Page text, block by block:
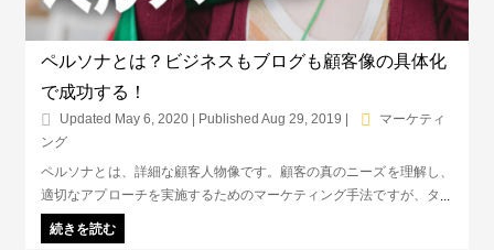
ペルソナとは？ビジネスもブログも顧客像の具体化
で成功する！
Updated May 6, 2020 | Published Aug 29, 2019 |
マーケティ
ング
ペルソナとは、詳細な顧客人物像です。顧客の真のニーズを理解し、
適切なアプローチを実施するためのマーケティング手法ですが、ター
ゲットが漠然とした概念なのに対して、ペルソナはもっと詳細な人物
像です。ペルソナを作ることで、お客様ファーストになれるだけでな
続きを読む